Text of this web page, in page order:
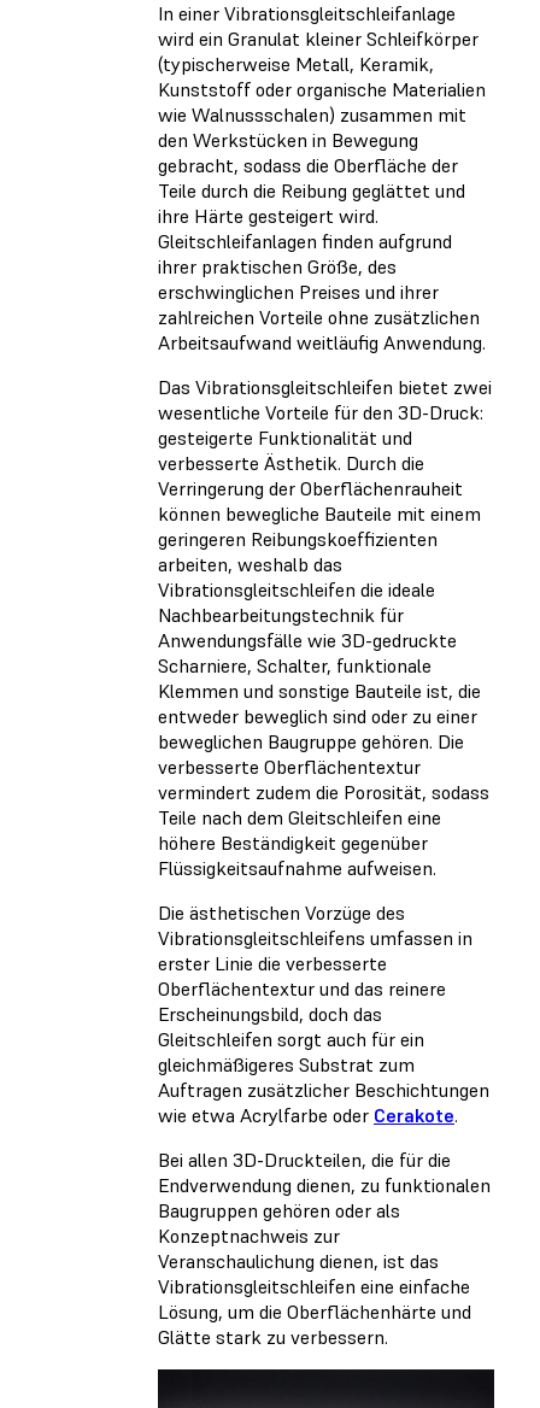
In einer Vibrationsgleitschleifanlage
wird ein Granulat kleiner Schleifkörper
(typischerweise Metall, Keramik,
Kunststoff oder organische Materialien
wie Walnussschalen) zusammen mit
den Werkstücken in Bewegung
gebracht, sodass die Oberfläche der
Teile durch die Reibung geglättet und
ihre Härte gesteigert wird.
Gleitschleifanlagen finden aufgrund
ihrer praktischen Größe, des
erschwinglichen Preises und ihrer
zahlreichen Vorteile ohne zusätzlichen
Arbeitsaufwand weitläufig Anwendung.
Das Vibrationsgleitschleifen bietet zwei
wesentliche Vorteile für den 3D-Druck:
gesteigerte Funktionalität und
verbesserte Ästhetik. Durch die
Verringerung der Oberflächenrauheit
können bewegliche Bauteile mit einem
geringeren Reibungskoeffizienten
arbeiten, weshalb das
Vibrationsgleitschleifen die ideale
Nachbearbeitungstechnik für
Anwendungsfälle wie 3D-gedruckte
Scharniere, Schalter, funktionale
Klemmen und sonstige Bauteile ist, die
entweder beweglich sind oder zu einer
beweglichen Baugruppe gehören. Die
verbesserte Oberflächentextur
vermindert zudem die Porosität, sodass
Teile nach dem Gleitschleifen eine
höhere Beständigkeit gegenüber
Flüssigkeitsaufnahme aufweisen.
Die ästhetischen Vorzüge des
Vibrationsgleitschleifens umfassen in
erster Linie die verbesserte
Oberflächentextur und das reinere
Erscheinungsbild, doch das
Gleitschleifen sorgt auch für ein
gleichmäßigeres Substrat zum
Auftragen zusätzlicher Beschichtungen
wie etwa Acrylfarbe oder Cerakote.
Bei allen 3D-Druckteilen, die für die
Endverwendung dienen, zu funktionalen
Baugruppen gehören oder als
Konzeptnachweis zur
Veranschaulichung dienen, ist das
Vibrationsgleitschleifen eine einfache
Lösung, um die Oberflächenhärte und
Glätte stark zu verbessern.